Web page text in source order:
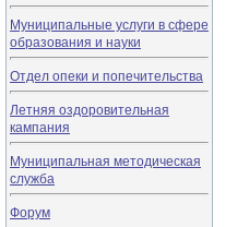
Муниципальные услуги в сфере
образования и науки
Отдел опеки и попечительства
Летняя оздоровительная
кампания
Муниципальная методическая
служба
Форум